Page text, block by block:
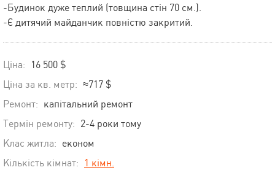
-Будинок дуже теплий (товщина стін 70 см.).
-Є дитячий майданчик повністю закритий.
Ціна:
16 500 $
Ціна за кв. метр: ≈717 $
Ремонт: капітальний ремонт
Термін ремонту: 2-4 роки тому
Клас житла: економ
Кількість кімнат:
1 кімн.